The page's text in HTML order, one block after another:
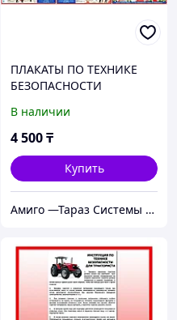
ПЛАКАТЫ ПО ТЕХНИКЕ
БЕЗОПАСНОСТИ
В наличии
4 500₸
Купить
Амиго —Тараз Системы безопасности и телекоммуникации и автоматики